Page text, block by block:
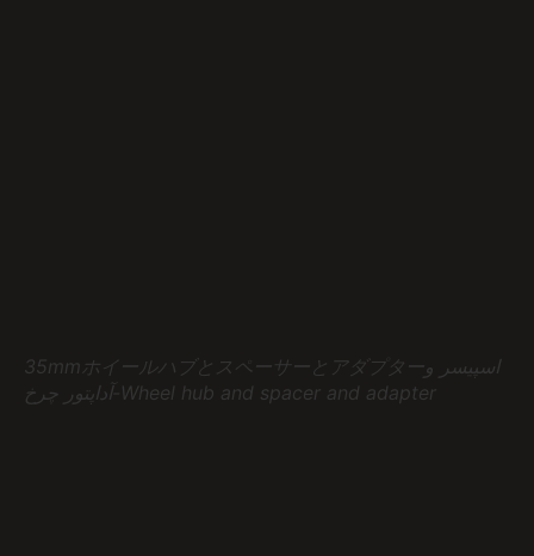
35mmホイールハブとスペーサーとアダプターاسپیسر و
آداپتور چرخ-Wheel hub and spacer and adapter